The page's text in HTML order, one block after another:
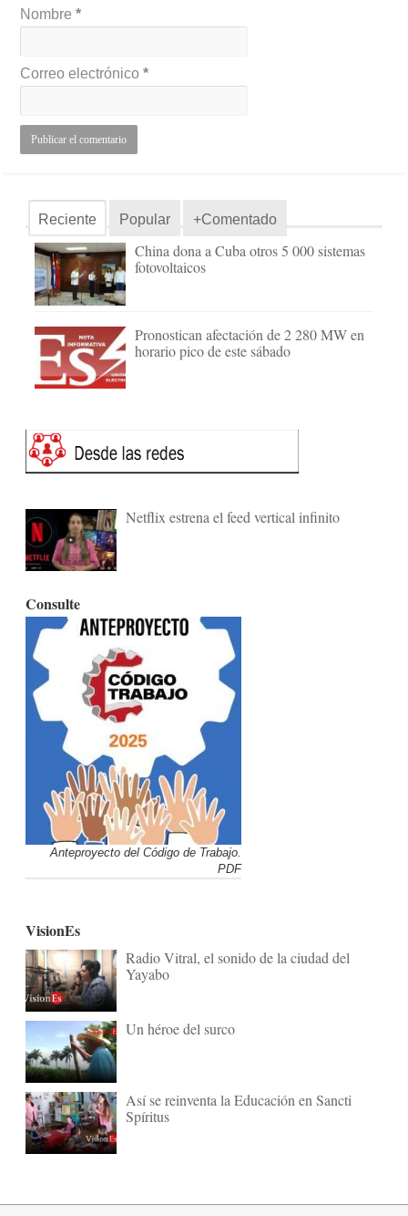
Nombre*
Correo electrónico*
Reciente Popular +Comentado
China dona a Cuba otros 5 000 sistemas
fotovoltaicos
Pronostican afectación de 2 280 MW en
horario pico de este sábado
Netflix estrena el feed vertical infinito
Consulte
Anteproyecto del Código de Trabajo.
PDF
VisionEs
Radio Vitral, el sonido de la ciudad del
Yayabo
Un héroe del surco
Así se reinventa la Educación en Sancti
Spíritus